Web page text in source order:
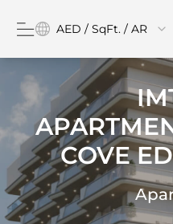
AED / SqFt. / AR
COVE